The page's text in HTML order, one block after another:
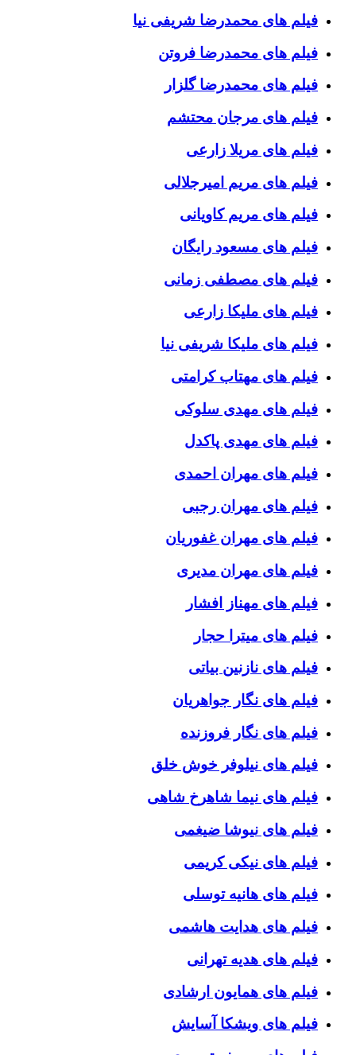
فیلم های محمدرضا شریفی نیا
فیلم های محمدرضا فروتن
فیلم های محمدرضا گلزار
فیلم های مرجان محتشم
فیلم های مریلا زارعی
فیلم های مریم امیرجلالی
فیلم های مریم کاویانی
فیلم های مسعود رایگان
فیلم های مصطفی زمانی
فیلم های ملیکا زارعی
فیلم های ملیکا شریفی نیا
فیلم های مهتاب کرامتی
فیلم های مهدی سلوکی
فیلم های مهدی پاکدل
فیلم های مهران احمدی
فیلم های مهران رجبی
فیلم های مهران غفوریان
فیلم های مهران مدیری
فیلم های مهناز افشار
فیلم های میترا حجار
فیلم های نازنین بیاتی
فیلم های نگار جواهریان
فیلم های نگار فروزنده
فیلم های نیلوفر خوش خلق
فیلم های نیما شاهرخ شاهی
فیلم های نیوشا ضیغمی
فیلم های نیکی کریمی
فیلم های هانیه توسلی
فیلم های هدایت هاشمی
فیلم های هدیه تهرانی
فیلم های همایون ارشادی
فیلم های ویشکا آسایش